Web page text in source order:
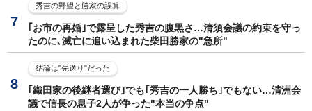
秀吉の野望と勝家の誤算
｢お市の再婚｣で露呈した秀吉の腹黒さ…清須会議の約束を守っ
たのに､滅亡に追い込まれた柴田勝家の"急所"
結論は"先送り"だった
｢織田家の後継者選び｣でも｢秀吉の一人勝ち｣でもない…清洲会
議で信長の息子2人が争った"本当の争点"